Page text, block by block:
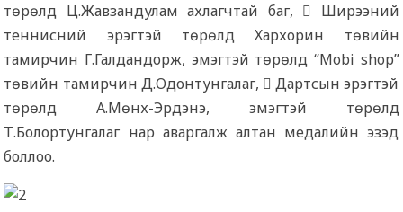
төрөлд Ц.Жавзандулам ахлагчтай баг,  Ширээний
теннисний эрэгтэй төрөлд Хархорин төвийн
тамирчин Г.Галдандорж, эмэгтэй төрөлд “Mobi shop”
төвийн тамирчин Д.Одонтунгалаг,  Дартсын эрэгтэй
төрөлд А.Мөнх-Эрдэнэ, эмэгтэй төрөлд
Т.Болортунгалаг нар аваргалж алтан медалийн эзэд
боллоо.